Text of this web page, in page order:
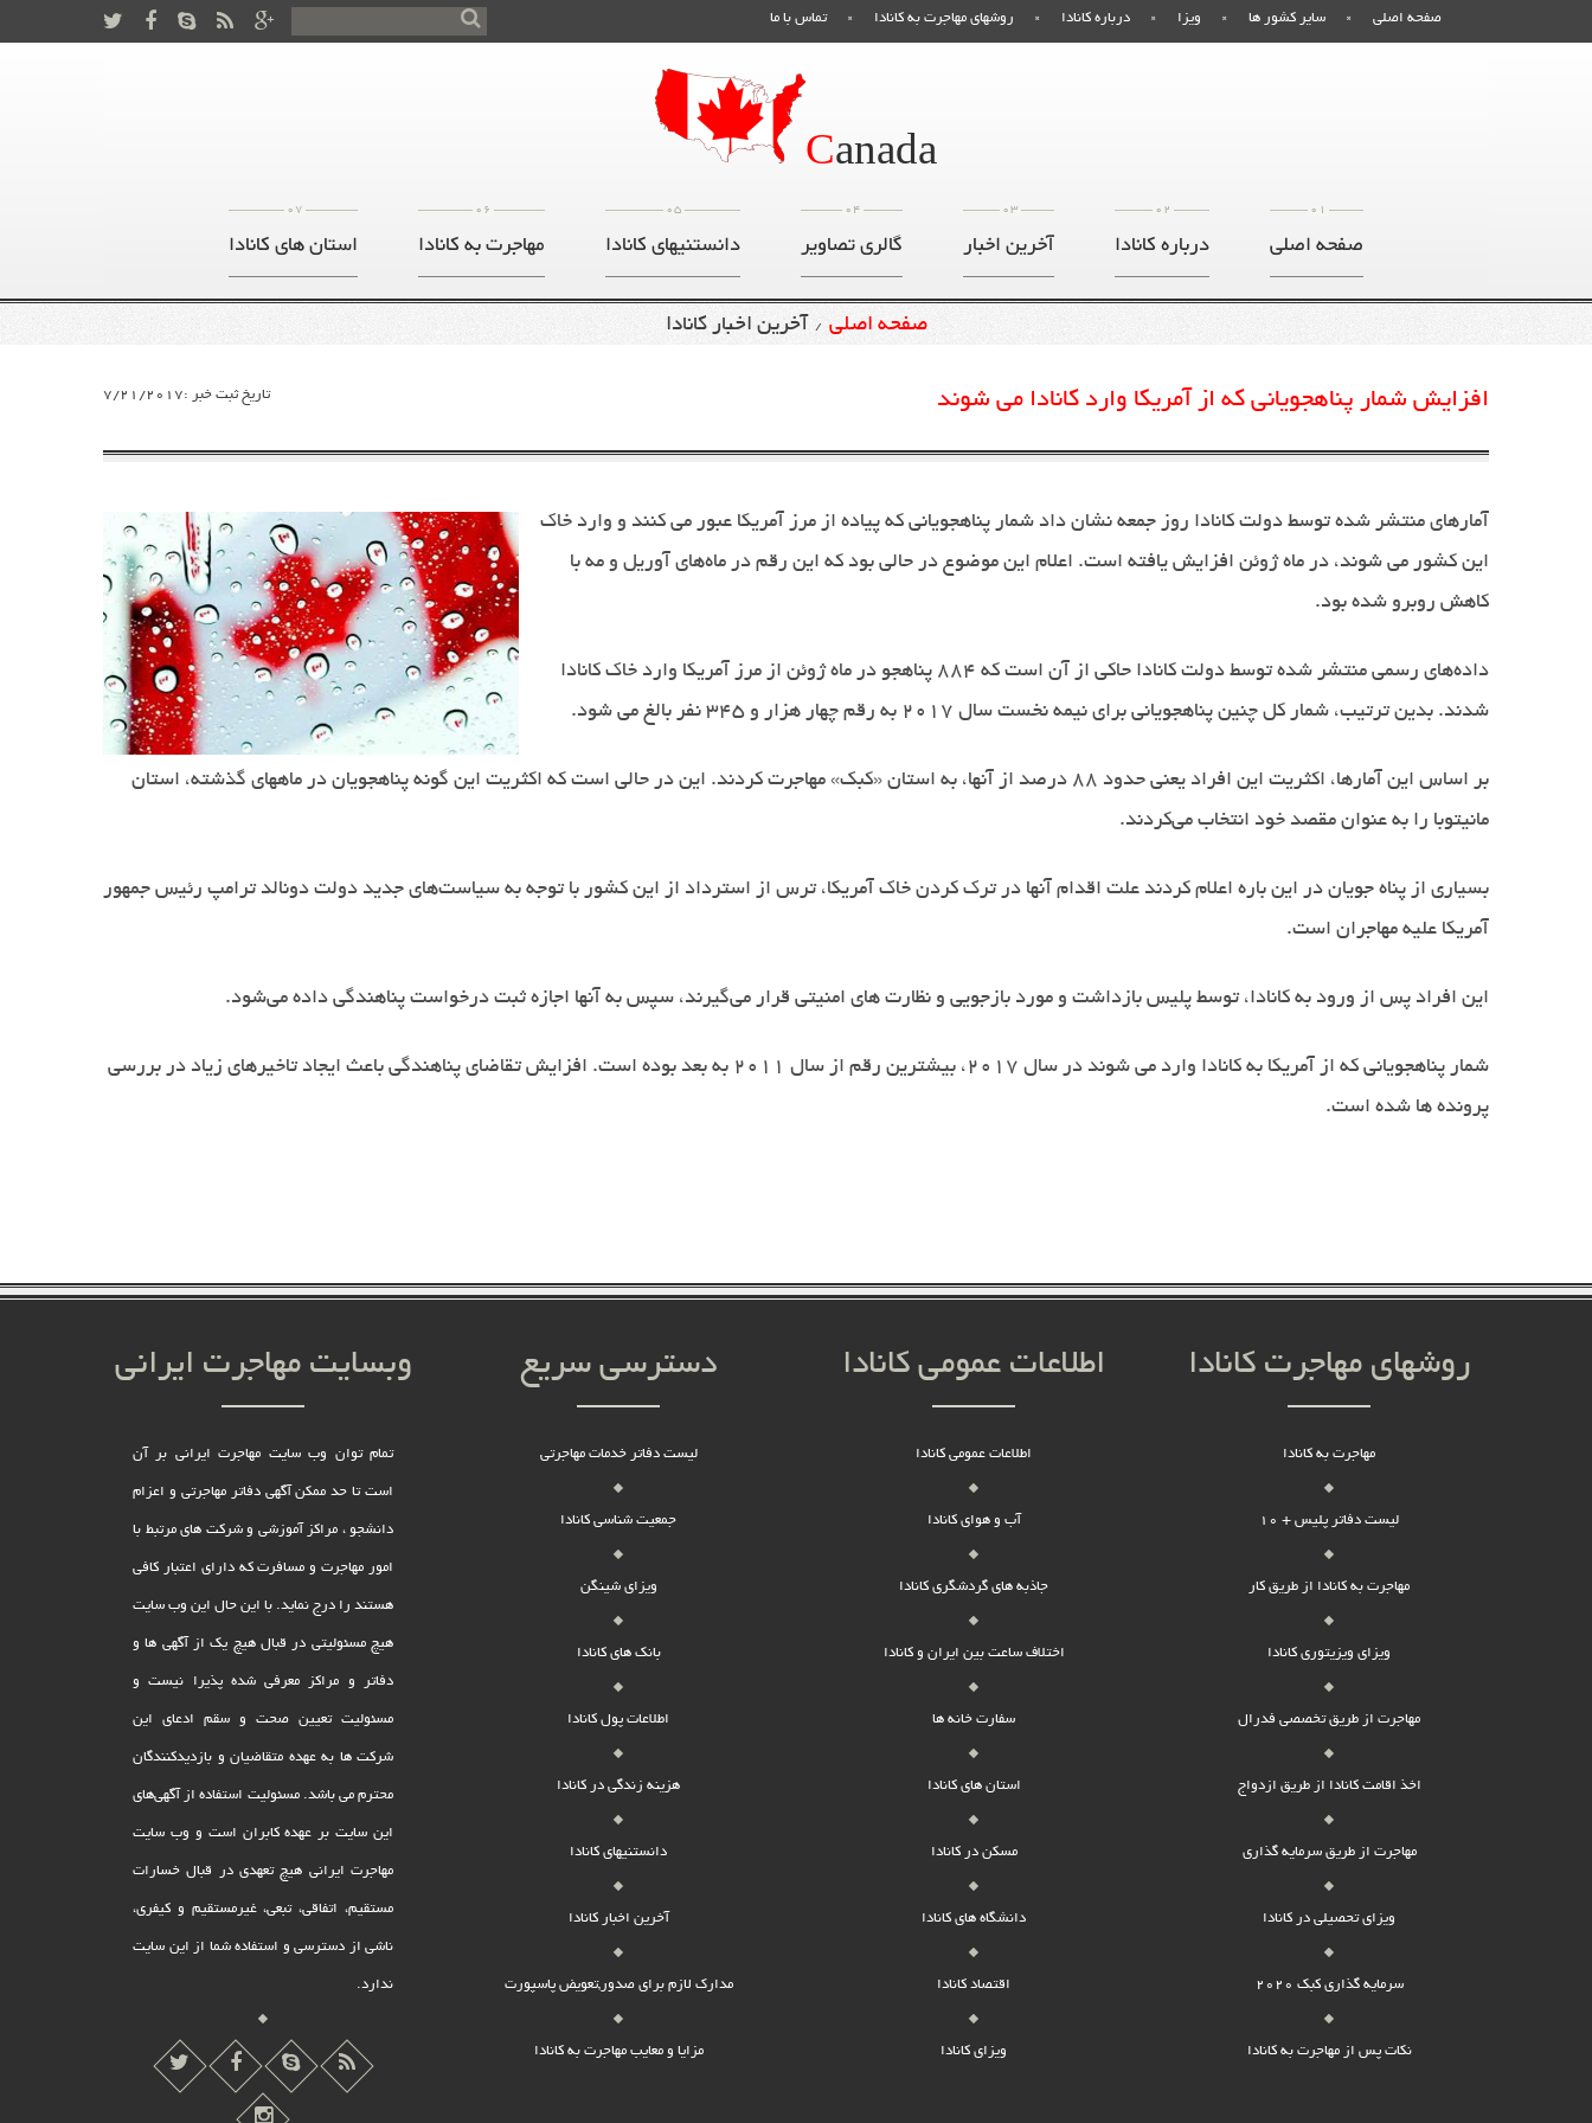
تماس با ما روشهای مهاجرت به کانادا درباره کانادا ویزا سایر کشور ها صفحه اصلی
Canada
07
استان های کانادا
06
مهاجرت به کانادا
05
دانستنیهای کانادا
04
گالری تصاویر
03
آخرین اخبار
02
درباره کانادا
01
صفحه اصلی
صفحه اصلی / آخرین اخبار کانادا
افزایش شمار پناهجویانی که از آمریکا وارد کانادا می شوند تاریخ ثبت خبر :7/21/2017
آمارهای منتشر شده توسط دولت کانادا روز جمعه نشان داد شمار پناهجویانی که پیاده از مرز آمریکا عبور می کنند و وارد خاک
این کشور می شوند، در ماه ژوئن افزایش یافته است. اعلام این موضوع در حالی بود که این رقم در ماه‌های آوریل و مه با
کاهش روبرو شده بود.
داده‌های رسمی منتشر شده توسط دولت کانادا حاکی از آن است که 884 پناهجو در ماه ژوئن از مرز آمریکا وارد خاک کانادا
شدند. بدین ترتیب، شمار کل چنین پناهجویانی برای نیمه نخست سال 2017 به رقم چهار هزار و 345 نفر بالغ می شود
.
بر اساس این آمارها، اکثریت این افراد یعنی حدود 88 درصد از آنها، به استان «کبک» مهاجرت کردند. این در حالی است که اکثریت این گونه پناهجویان در ماههای گذشته، استان
مانیتوبا را به عنوان مقصد خود انتخاب می‌کردند.
بسیاری از پناه جویان در این باره اعلام کردند علت اقدام آنها در ترک کردن خاک آمریکا، ترس از استرداد از این کشور با توجه به سیاست‌های جدید دولت دونالد ترامپ رئیس جمهور
آمریکا علیه مهاجران است.
این افراد پس از ورود به کانادا، توسط پلیس بازداشت و مورد بازجویی و نظارت های امنیتی قرار می‌گیرند، سپس به آنها اجازه ثبت درخواست پناهندگی داده می‌شود.
شمار پناهجویانی که از آمریکا به کانادا وارد می شوند در سال 2017، بیشترین رقم از سال 2011 به بعد بوده است. افزایش تقاضای پناهندگی باعث ایجاد تاخیرهای زیاد در بررسی
پرونده ها شده است.
وبسایت مهاجرت ایرانی
تمام توان وب سایت مهاجرت ایرانی بر آن
است تا حد ممکن آگهی دفاتر مهاجرتی و اعزام
دانشجو ، مراکز آموزشی و شرکت های مرتبط با
امور مهاجرت و مسافرت که دارای اعتبار کافی
هستند را درج نماید. با این حال این وب سایت
هیچ مسئولیتی در قبال هیچ یک از آگهی ها و
دفاتر و مراکز معرفی شده پذیرا نیست و
مسئولیت تعیین صحت و سقم ادعای این
شرکت ها به عهده متقاضیان و بازدیدکنندگان
محترم می باشد. مسئولیت استفاده از آگهی‌های
این سایت بر عهده کابران است و وب سایت
مهاجرت ایرانی هیچ تعهدى در قبال خسارات
مستقیم، اتفاقى، تبعى، غیرمستقیم و کیفرى،
ناشى از دسترسى و استفاده شما از این سایت
ندارد.
دسترسی سریع
لیست دفاتر خدمات مهاجرتی
جمعیت شناسی کانادا
ویزای شینگن
بانک های کانادا
اطلاعات پول کانادا
هزینه زندگی در کانادا
دانستنیهای کانادا
آخرین اخبار کانادا
مدارک لازم برای صدور,تعویض پاسپورت
مزایا و معایب مهاجرت به کانادا
اطلاعات عمومی کانادا
اطلاعات عمومی کانادا
آب و هوای کانادا
جاذبه های گردشگری کانادا
اختلاف ساعت بین ایران و کانادا
سفارت خانه ها
استان های کانادا
مسکن در کانادا
دانشگاه های کانادا
اقتصاد کانادا
ویزای کانادا
روشهای مهاجرت کانادا
مهاجرت به کانادا
لیست دفاتر پلیس + 10
مهاجرت به کانادا از طریق کار
ویزای ویزیتوری کانادا
مهاجرت از طریق تخصصی فدرال
اخذ اقامت کانادا از طریق ازدواج
مهاجرت از طریق سرمایه گذاری
ویزای تحصیلی در کانادا
سرمایه گذاری کبک 2020
نکات پس از مهاجرت به کانادا